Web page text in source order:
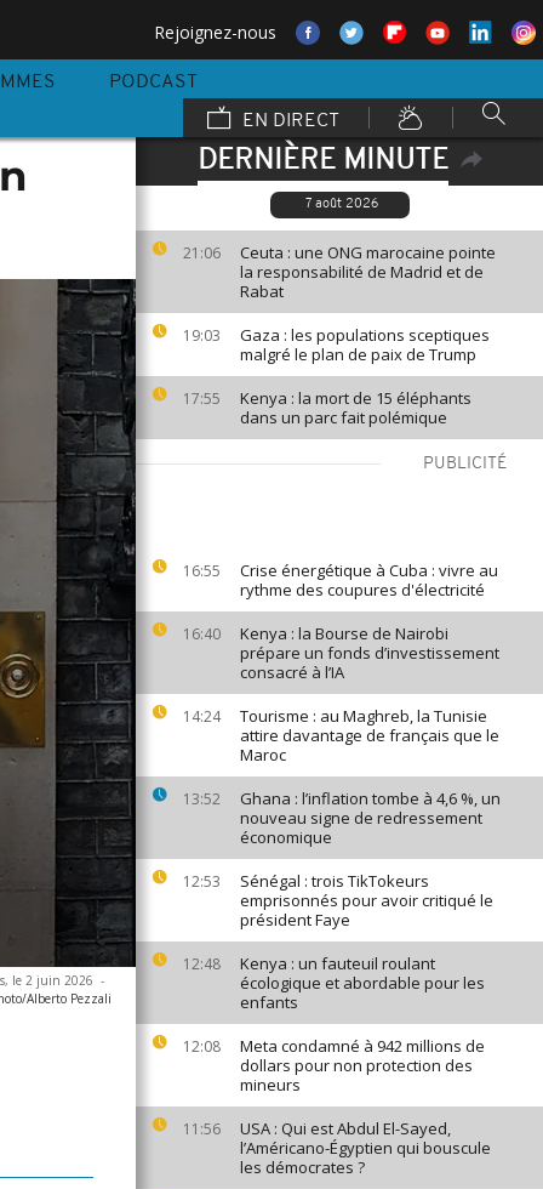
Rejoignez-nous
PODCAST
EN DIRECT
DERNIÈRE MINUTE
7 août 2026
21:06
Ceuta : une ONG marocaine pointe
la responsabilité de Madrid et de
Rabat
19:03
Gaza : les populations sceptiques
malgré le plan de paix de Trump
17:55
Kenya : la mort de 15 éléphants
dans un parc fait polémique
PUBLICITÉ
16:55
Crise énergétique à Cuba : vivre au
rythme des coupures d'électricité
16:40
Kenya : la Bourse de Nairobi
prépare un fonds d’investissement
consacré à l’IA
14:24
Tourisme : au Maghreb, la Tunisie
attire davantage de français que le
Maroc
13:52
Ghana : l’inflation tombe à 4,6 %, un
nouveau signe de redressement
économique
12:53
Sénégal : trois TikTokeurs
emprisonnés pour avoir critiqué le
président Faye
12:48
Kenya : un fauteuil roulant
écologique et abordable pour les
enfants
12:08
Meta condamné à 942 millions de
dollars pour non protection des
mineurs
11:56
USA : Qui est Abdul El-Sayed,
l’Américano-Égyptien qui bouscule
les démocrates ?
le 2 juin 2026 -
Alberto Pezzali